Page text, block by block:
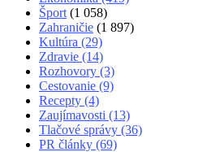
Šport (1 058)
Zahraničie (1 897)
Kultúra (29)
Zdravie (14)
Rozhovory (3)
Cestovanie (9)
Recepty (4)
Zaujímavosti (13)
Tlačové správy (36)
PR články (69)